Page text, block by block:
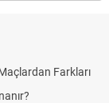
Farkları